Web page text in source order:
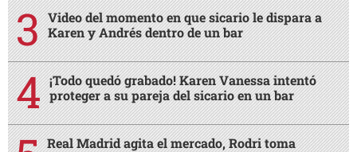
Video del momento en que sicario le dispara a
Karen y Andrés dentro de un bar
¡Todo quedó grabado! Karen Vanessa intentó
proteger a su pareja del sicario en un bar
Real Madrid agita el mercado, Rodri toma